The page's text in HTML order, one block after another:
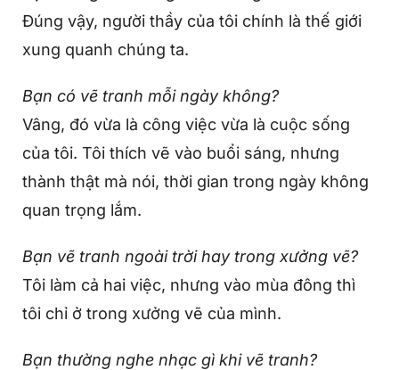
Đúng vậy, người thầy của tôi chính là thế giới
xung quanh chúng ta.
Bạn có vẽ tranh mỗi ngày không?
Vâng, đó vừa là công việc vừa là cuộc sống
của tôi. Tôi thích vẽ vào buổi sáng, nhưng
thành thật mà nói, thời gian trong ngày không
quan trọng lắm.
Bạn vẽ tranh ngoài trời hay trong xưởng vẽ?
Tôi làm cả hai việc, nhưng vào mùa đông thì
tôi chỉ ở trong xưởng vẽ của mình.
Bạn thường nghe nhạc gì khi vẽ tranh?